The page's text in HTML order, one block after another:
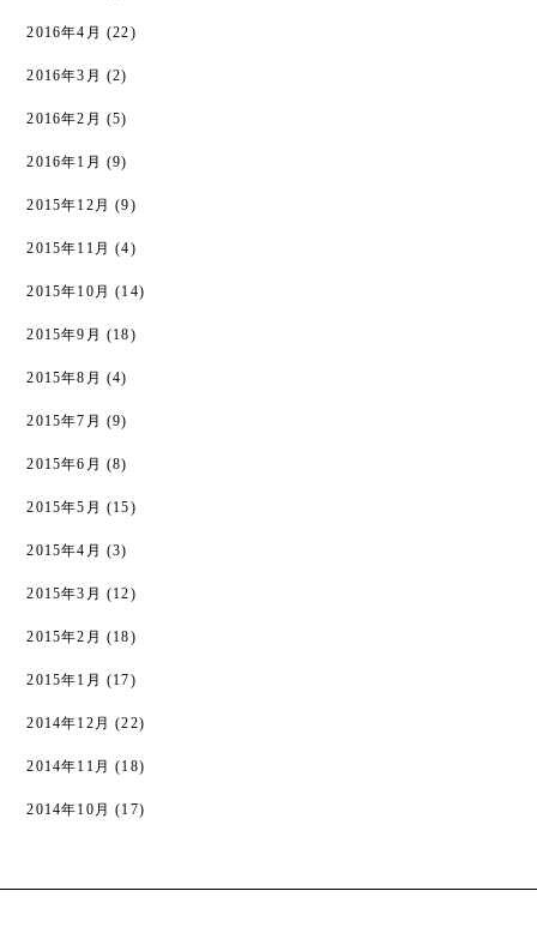
2016年4月 (22)
2016年3月 (2)
2016年2月 (5)
2016年1月 (9)
2015年12月 (9)
2015年11月 (4)
2015年10月 (14)
2015年9月 (18)
2015年8月 (4)
2015年7月 (9)
2015年6月 (8)
2015年5月 (15)
2015年4月 (3)
2015年3月 (12)
2015年2月 (18)
2015年1月 (17)
2014年12月 (22)
2014年11月 (18)
2014年10月 (17)